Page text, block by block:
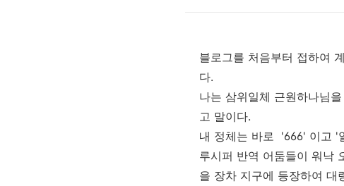
블로그를 처음부터 접하여
다.
나는 삼위일체 근원하나님
고 말이다.
내 정체는 바로 '666' 이고 '
루시퍼 반역 어둠들이 워낙
을 장차 지구에 등장하여 대